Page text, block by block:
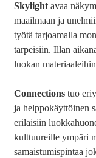
Skylight avaa
maailmaan ja
työtä tarjoamalla
tarpeisiin. Illan
luokan
Connections tuo
ja helppokäyttöinen
erilaisiin
kulttuureille ympäri
samaistumispintaa